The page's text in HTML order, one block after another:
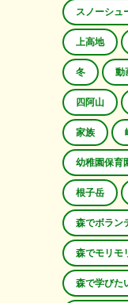
スノーシュ
上高地
冬 動
四阿山
家族
幼稚園保育
根子岳
森でボラン
森でモリモ
森で学びた